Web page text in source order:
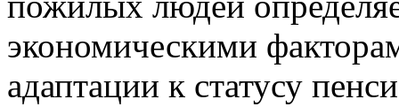
экономическими
адаптации к статусу